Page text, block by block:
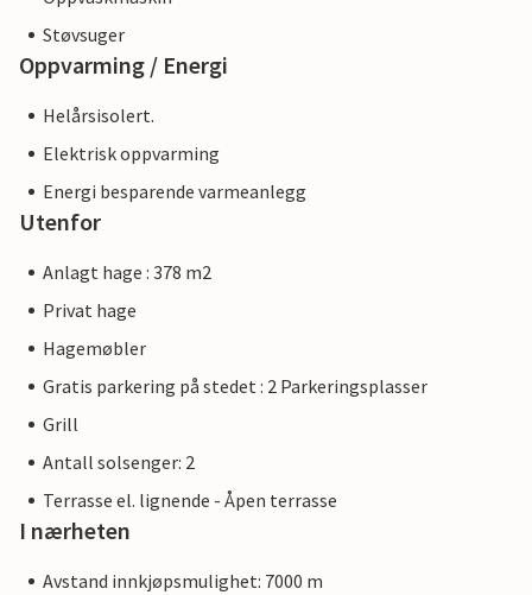
Støvsuger
Oppvarming / Energi
Helårsisolert.
Elektrisk oppvarming
Energi besparende varmeanlegg
Utenfor
Anlagt hage : 378 m2
Privat hage
Hagemøbler
Gratis parkering på stedet : 2 Parkeringsplasser
Grill
Antall solsenger: 2
Terrasse el. lignende - Åpen terrasse
I nærheten
Avstand innkjøpsmulighet: 7000 m